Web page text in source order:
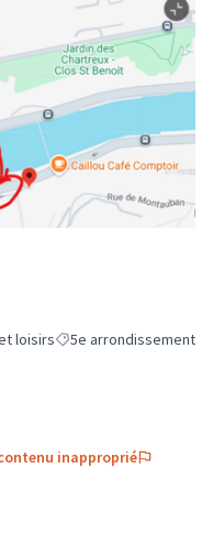
de la catégorie :
loisirsFiltrer les résultats
5e arrondissement
inapproprié